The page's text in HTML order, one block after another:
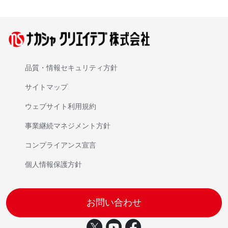
品質・情報セキュリティ方針
サイトマップ
ウェブサイト利用規約
事業継続マネジメント方針
コンプライアンス宣言
個人情報保護方針
お問い合わせ